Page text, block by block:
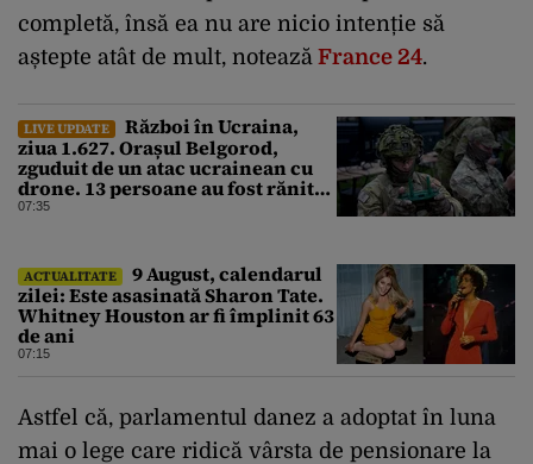
completă, însă ea nu are nicio intenție să
aștepte atât de mult, notează France 24.
LIVE UPDATE
Război în Ucraina,
ziua 1.627. Orașul Belgorod,
zguduit de un atac ucrainean cu
drone. 13 persoane au fost rănite
și mai multe clădiri, incendiate
07:35
ACTUALITATE
9 August, calendarul
zilei: Este asasinată Sharon Tate.
Whitney Houston ar fi împlinit 63
de ani
07:15
Astfel că, parlamentul danez a adoptat în luna
mai o lege care ridică vârsta de pensionare la